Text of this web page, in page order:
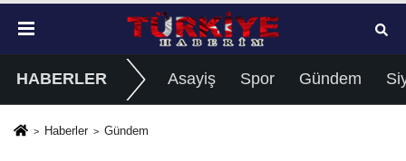
HABERLER Asayiş Spor Gündem
Haberler Gündem